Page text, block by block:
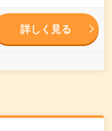
詳しく見る